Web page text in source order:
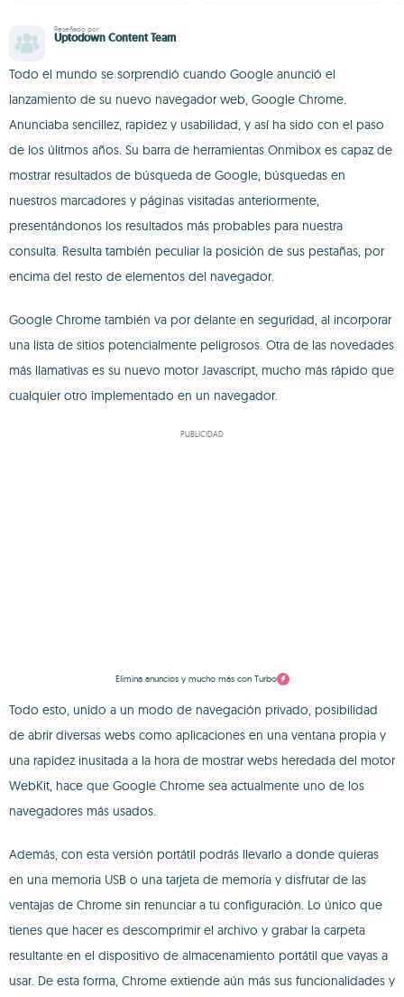
Reseñado por
Uptodown Content Team
Todo el mundo se sorprendió cuando Google anunció el
lanzamiento de su nuevo navegador web, Google Chrome.
Anunciaba sencillez, rapidez y usabilidad, y así ha sido con el paso
de los úlitmos años. Su barra de herramientas Onmibox es capaz de
mostrar resultados de búsqueda de Google, búsquedas en
nuestros marcadores y páginas visitadas anteriormente,
presentándonos los resultados más probables para nuestra
consulta. Resulta también peculiar la posición de sus pestañas, por
encima del resto de elementos del navegador.
Google Chrome también va por delante en seguridad, al incorporar
una lista de sitios potencialmente peligrosos. Otra de las novedades
más llamativas es su nuevo motor Javascript, mucho más rápido que
cualquier otro implementado en un navegador.
PUBLICIDAD
Elimina anuncios y mucho más con Turbo
Todo esto, unido a un modo de navegación privado, posibilidad
de abrir diversas webs como aplicaciones en una ventana propia y
una rapidez inusitada a la hora de mostrar webs heredada del motor
WebKit, hace que Google Chrome sea actualmente uno de los
navegadores más usados.
Además, con esta versión portátil podrás llevarlo a donde quieras
en una memoria USB o una tarjeta de memoria y disfrutar de las
ventajas de Chrome sin renunciar a tu configuración. Lo único que
tienes que hacer es descomprimir el archivo y grabar la carpeta
resultante en el dispositivo de almacenamiento portátil que vayas a
usar. De esta forma, Chrome extiende aún más sus funcionalidades y